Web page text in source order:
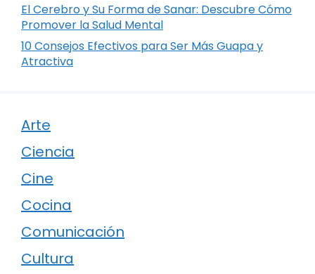
El Cerebro y Su Forma de Sanar: Descubre Cómo
Promover la Salud Mental
10 Consejos Efectivos para Ser Más Guapa y
Atractiva
Arte
Ciencia
Cine
Cocina
Comunicación
Cultura